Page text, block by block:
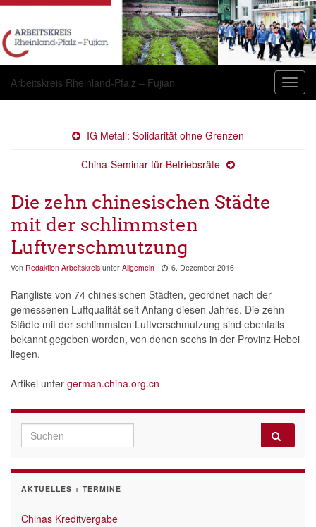
Arbeitskreis Rheinland-Pfalz – Fujian
IG Metall: Solidarität ohne Grenzen
China-Seminar für Betriebsräte
Die zehn chinesischen Städte
mit der schlimmsten
Luftverschmutzung
Von Redaktion Arbeitskreis unter Allgemein 6. Dezember 2016
Rangliste von 74 chinesischen Städten, geordnet nach der
gemessenen Luftqualität seit Anfang diesen Jahres. Die zehn
Städte mit der schlimmsten Luftverschmutzung sind ebenfalls
bekannt gegeben worden, von denen sechs in der Provinz Hebei
liegen.
Artikel unter german.china.org.cn
Search for:
AKTUELLES + TERMINE
Chinas Kreditvergabe